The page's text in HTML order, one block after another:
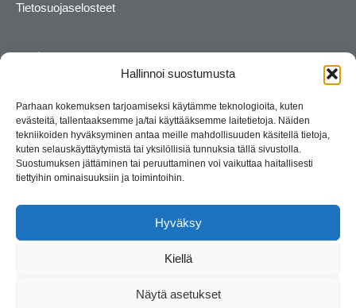
Hallinnoi suostumusta
Parhaan kokemuksen tarjoamiseksi käytämme teknologioita, kuten
evästeitä, tallentaaksemme ja/tai käyttääksemme laitetietoja. Näiden
tekniikoiden hyväksyminen antaa meille mahdollisuuden käsitellä tietoja,
kuten selauskäyttäytymistä tai yksilöllisiä tunnuksia tällä sivustolla.
Suostumuksen jättäminen tai peruuttaminen voi vaikuttaa haitallisesti
tiettyihin ominaisuuksiin ja toimintoihin.
Hyväksy
Kiellä
Näytä asetukset
Tietosuojaselosteet
perheyritys yli 35 vuotta.
© 2026 Consult Lady